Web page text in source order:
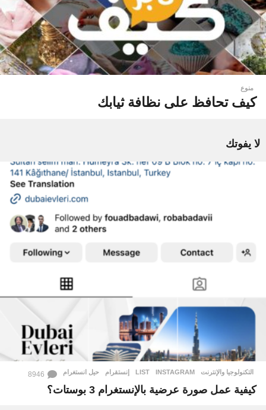
منوع
كيف تحافظ على نظافة ثيابك
لا يفوتك
التكنولوجيا والإنترنت INSTAGRAM
,
LIST
,
إنستقرام ,
حيل انستغرام 8946
كيفية عمل صورة عرضية بالإنستغرام 3 بوستات؟